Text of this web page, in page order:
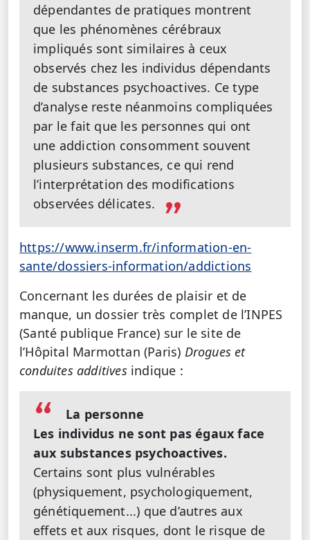
dépendantes de pratiques montrent
que les phénomènes cérébraux
impliqués sont similaires à ceux
observés chez les individus dépendants
de substances psychoactives. Ce type
d’analyse reste néanmoins compliquées
par le fait que les personnes qui ont
une addiction consomment souvent
plusieurs substances, ce qui rend
l’interprétation des modifications
observées délicates.
https://www.inserm.fr/information-en-
sante/dossiers-information/addictions
Concernant les durées de plaisir et de
manque, un dossier très complet de l’INPES
(Santé publique France) sur le site de
l’Hôpital Marmottan (Paris) Drogues et
conduites additives indique :
La personne
Les individus ne sont pas égaux face
aux substances psychoactives.
Certains sont plus vulnérables
(physiquement, psychologiquement,
génétiquement...) que d’autres aux
effets et aux risques, dont le risque de